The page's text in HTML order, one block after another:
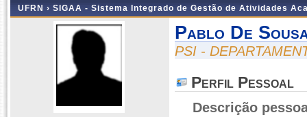
UFRN › SIGAA - Sistema Integrado de Gestão de Atividades
Pablo De
PSI -
Perfil Pessoal
Descrição